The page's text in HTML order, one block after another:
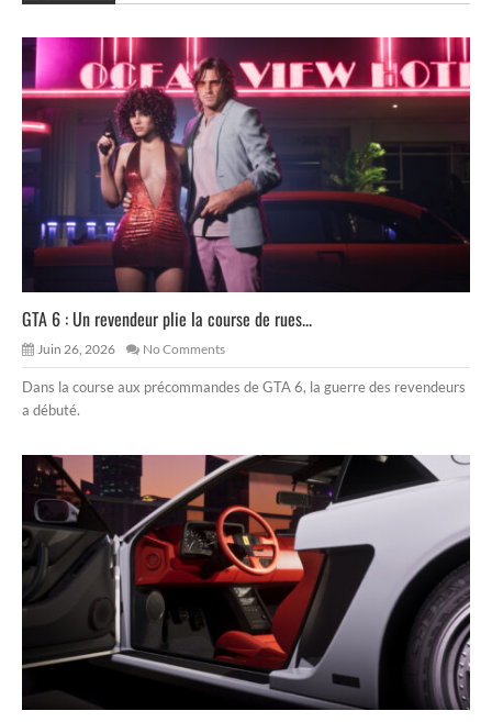
GTA 6 : Un revendeur plie la course de rues...
Juin 26, 2026 No Comments
Dans la course aux précommandes de GTA 6, la guerre des revendeurs
a débuté.